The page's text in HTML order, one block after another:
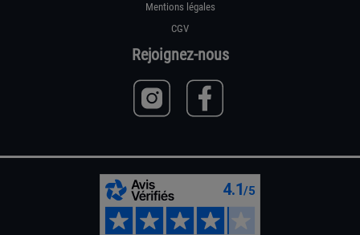
Mentions légales
CGV
Rejoignez-nous